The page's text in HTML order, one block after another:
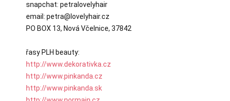
snapchat: petralovelyhair
email: petra@lovelyhair.cz
PO BOX 13, Nová Včelnice, 37842
http://www.dekorativka.cz
http://www.pinkanda.cz
http://www.pinkanda.sk